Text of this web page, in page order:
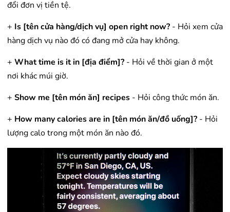
đổi đơn vị tiền tệ.
+ Is [tên cửa hàng/dịch vụ] open right now? - Hỏi xem cửa
hàng dịch vụ nào đó có đang mở cửa hay không.
+ What time is it in [địa điểm]? - Hỏi về thời gian ở một
nơi khác múi giờ.
+ Show me [tên món ăn] recipes - Hỏi công thức món ăn.
+ How many calories are in [tên món ăn/đồ uống]? - Hỏi
lượng calo trong một món ăn nào đó.